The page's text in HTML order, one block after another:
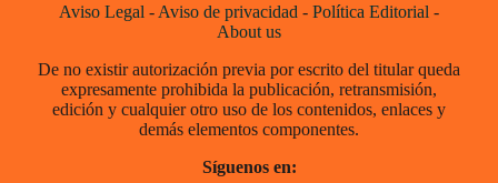
Aviso Legal - Aviso de privacidad - Política Editorial -
About us
De no existir autorización previa por escrito del titular queda
expresamente prohibida la publicación, retransmisión,
edición y cualquier otro uso de los contenidos, enlaces y
demás elementos componentes.
Síguenos en: